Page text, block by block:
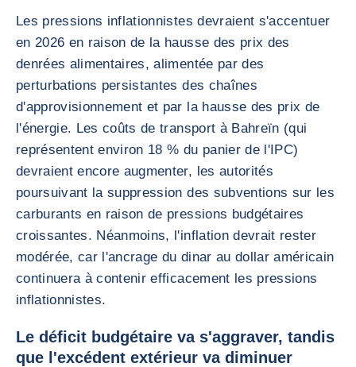
Les pressions inflationnistes devraient s'accentuer
en 2026 en raison de la hausse des prix des
denrées alimentaires, alimentée par des
perturbations persistantes des chaînes
d'approvisionnement et par la hausse des prix de
l'énergie. Les coûts de transport à Bahreïn (qui
représentent environ 18 % du panier de l'IPC)
devraient encore augmenter, les autorités
poursuivant la suppression des subventions sur les
carburants en raison de pressions budgétaires
croissantes. Néanmoins, l'inflation devrait rester
modérée, car l'ancrage du dinar au dollar américain
continuera à contenir efficacement les pressions
inflationnistes.
Le déficit budgétaire va s'aggraver, tandis
que l'excédent extérieur va diminuer